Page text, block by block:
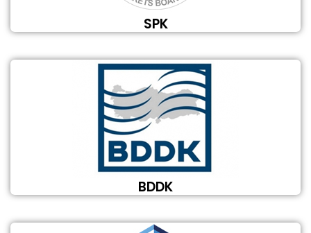
SPK
BDDK